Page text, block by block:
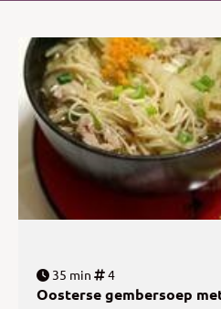
35 min 4
Oosterse gembersoep